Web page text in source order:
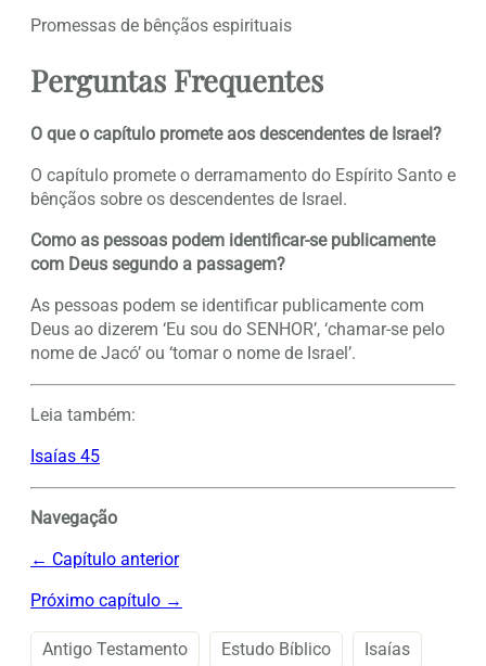
Promessas de bênçãos espirituais
Perguntas Frequentes
O que o capítulo promete aos descendentes de Israel?
O capítulo promete o derramamento do Espírito Santo e
bênçãos sobre os descendentes de Israel.
Como as pessoas podem identificar-se publicamente
com Deus segundo a passagem?
As pessoas podem se identificar publicamente com
Deus ao dizerem ‘Eu sou do SENHOR’, ‘chamar-se pelo
nome de Jacó’ ou ‘tomar o nome de Israel’.
Leia também:
Isaías 45
Navegação
← Capítulo anterior
Próximo capítulo →
Antigo Testamento Estudo Bíblico Isaías